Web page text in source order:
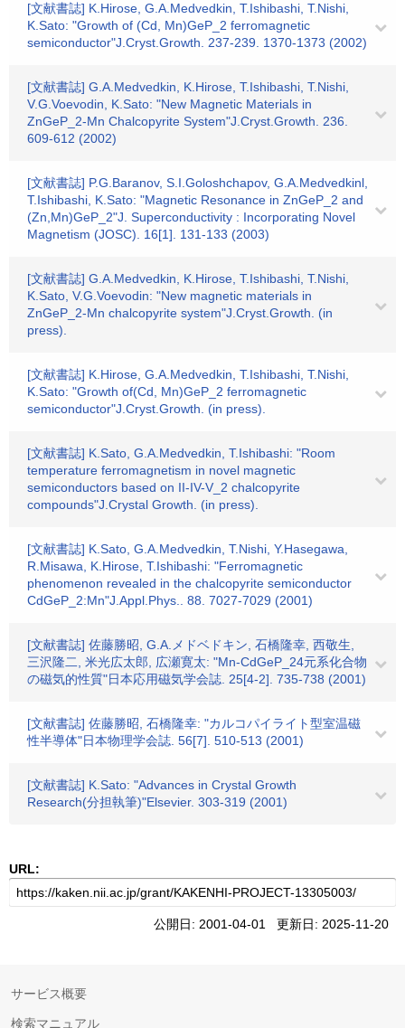
[文献書誌] K.Hirose, G.A.Medvedkin, T.Ishibashi, T.Nishi,
K.Sato: "Growth of (Cd, Mn)GeP_2 ferromagnetic
semiconductor"J.Cryst.Growth. 237-239. 1370-1373 (2002)
[文献書誌] G.A.Medvedkin, K.Hirose, T.Ishibashi, T.Nishi,
V.G.Voevodin, K.Sato: "New Magnetic Materials in
ZnGeP_2-Mn Chalcopyrite System"J.Cryst.Growth. 236.
609-612 (2002)
[文献書誌] P.G.Baranov, S.I.Goloshchapov, G.A.Medvedkinl,
T.Ishibashi, K.Sato: "Magnetic Resonance in ZnGeP_2 and
(Zn,Mn)GeP_2"J. Superconductivity : Incorporating Novel
Magnetism (JOSC). 16[1]. 131-133 (2003)
[文献書誌] G.A.Medvedkin, K.Hirose, T.Ishibashi, T.Nishi,
K.Sato, V.G.Voevodin: "New magnetic materials in
ZnGeP_2-Mn chalcopyrite system"J.Cryst.Growth. (in
press).
[文献書誌] K.Hirose, G.A.Medvedkin, T.Ishibashi, T.Nishi,
K.Sato: "Growth of(Cd, Mn)GeP_2 ferromagnetic
semiconductor"J.Cryst.Growth. (in press).
[文献書誌] K.Sato, G.A.Medvedkin, T.Ishibashi: "Room
temperature ferromagnetism in novel magnetic
semiconductors based on II-IV-V_2 chalcopyrite
compounds"J.Crystal Growth. (in press).
[文献書誌] K.Sato, G.A.Medvedkin, T.Nishi, Y.Hasegawa,
R.Misawa, K.Hirose, T.Ishibashi: "Ferromagnetic
phenomenon revealed in the chalcopyrite semiconductor
CdGeP_2:Mn"J.Appl.Phys.. 88. 7027-7029 (2001)
[文献書誌] 佐藤勝昭, G.A.メドベドキン, 石橋隆幸, 西敬生,
三沢隆二, 米光広太郎, 広瀬寛太: "Mn-CdGeP_24元系化合物
の磁気的性質"日本応用磁気学会誌. 25[4-2]. 735-738 (2001)
[文献書誌] 佐藤勝昭, 石橋隆幸: "カルコパイライト型室温磁
性半導体"日本物理学会誌. 56[7]. 510-513 (2001)
[文献書誌] K.Sato: "Advances in Crystal Growth
Research(分担執筆)"Elsevier. 303-319 (2001)
URL:
公開日: 2001-04-01 更新日: 2025-11-20
サービス概要
検索マニュアル